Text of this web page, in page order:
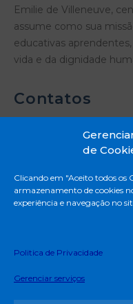
de
Clicando em "Aceito todos os
armazenamento de cookies
experiência e navegação no
Politica de Privacidade
Gerenciar serviços
Emilie de Villeneuve,
assume como sua
educativas
vida e da dignidade
Contatos
Mascote - São
11 5671-8888
Termos
Edital do